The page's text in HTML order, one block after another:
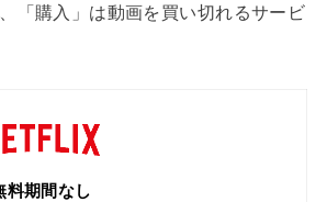
「購入」は動画を買い切れるサービ
料期間なし